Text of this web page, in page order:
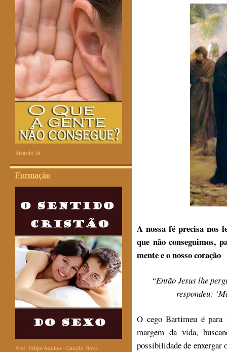
Ricardo Sá
Formação
Prof. Felipe Aquino - Canção Nova
A nossa fé precisa nos
que não conseguimos,
mente e o nosso coração
“Então Jesus lhe
respondeu:
O cego Bartimeu é
margem da vida,
possibilidade de enxergar